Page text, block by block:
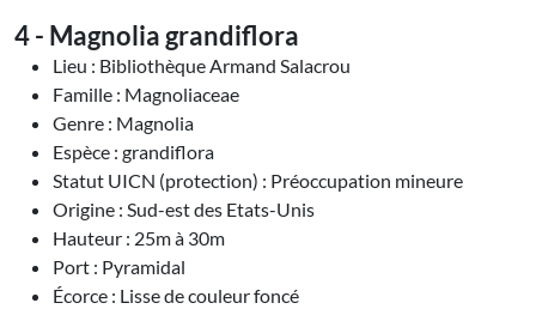
4 - Magnolia grandiflora
Lieu : Bibliothèque Armand Salacrou
Famille : Magnoliaceae
Genre : Magnolia
Espèce : grandiflora
Statut UICN (protection) : Préoccupation mineure
Origine : Sud-est des Etats-Unis
Hauteur : 25m à 30m
Port : Pyramidal
Écorce : Lisse de couleur foncé